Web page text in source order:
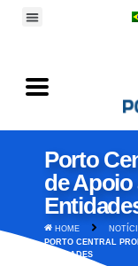
Porto
de Apoio
HOME
PORTO CENTRAL
ENTIDADES